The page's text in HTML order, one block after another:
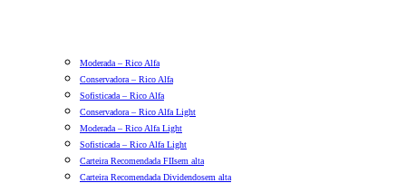
Moderada – Rico Alfa
Conservadora – Rico Alfa
Sofisticada – Rico Alfa
Conservadora – Rico Alfa Light
Moderada – Rico Alfa Light
Sofisticada – Rico Alfa Light
Carteira Recomendada FIIsem alta
Carteira Recomendada Dividendosem alta